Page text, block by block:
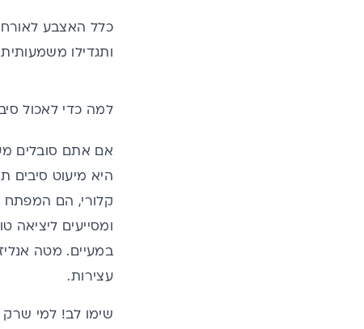
כלל האצבע לאורח
ותגדילו
למה כדי לאכול
אם אתם סובלים
היא מיעוט סיבים
קלורי, הם המפתח
ומסייעים ליציאה
במעיים. מטה
עצירות.
שימו לב! למי